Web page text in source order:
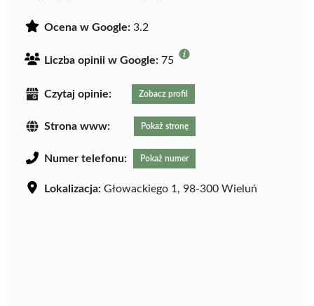
Ocena w Google: 3.2
Liczba opinii w Google: 75
Czytaj opinie: Zobacz profil
Strona www: Pokaż stronę
Numer telefonu: Pokaż numer
Lokalizacja: Głowackiego 1, 98-300 Wieluń